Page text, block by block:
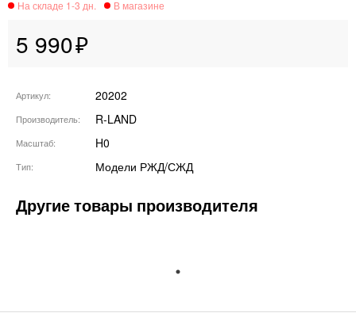
5 990
Артикул 20202
Производитель R-LAND
Масштаб H0
Тип Модели РЖД/СЖД